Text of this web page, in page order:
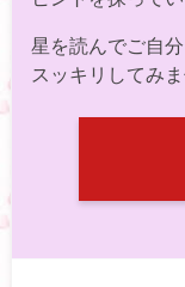
星を読んでご自
スッキリしてみ